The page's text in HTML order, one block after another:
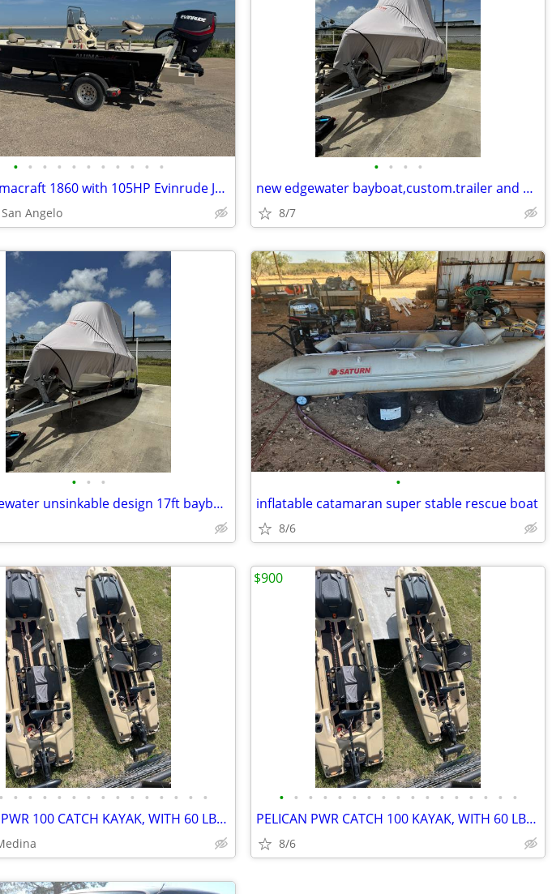
• • • • • • • • • • •
2018 Alumacraft 1860 with 105HP Evinrude JET Outboard
San Angelo
• • • •
new edgewater bayboat,custom.trailer and aluminum top
8/7
• • •
new edgewater unsinkable design 17ft bayboat
•
inflatable catamaran super stable rescue boat
8/6
• • • • • • • • • • • • • • •
PELICAN PWR 100 CATCH KAYAK, WITH 60 LBS THRUST TROLLING MOTOR
• • • • • • • • • • • • • • • • •
PELICAN PWR CATCH 100 KAYAK, WITH 60 LBS THRUST TROLLING MOTOR
8/6
$900